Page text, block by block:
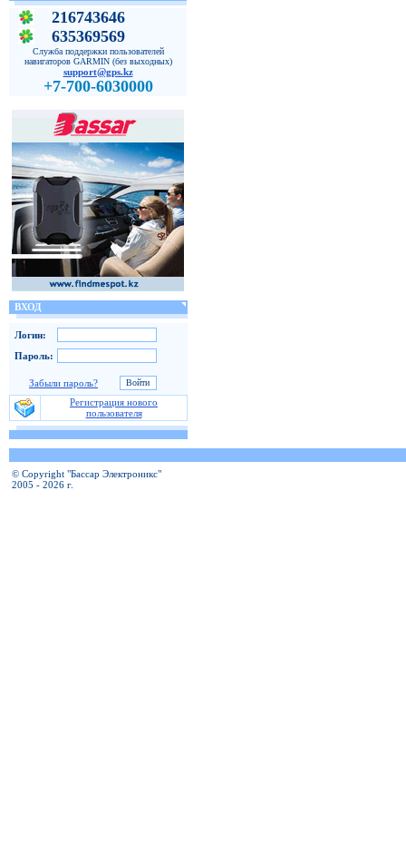
216743646
635369569
Служба поддержки пользователей
навигаторов GARMIN (без выходных)
support@gps.kz
+7-700-6030000
ВХОД
Логин:
Пароль:
Забыли пароль?
Регистрация нового
пользователя
© Copyright "Бассар Электроникс"
2005 - 2026 г.